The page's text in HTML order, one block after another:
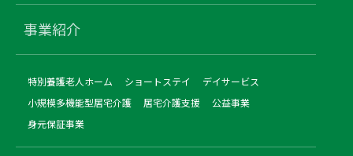
事業紹介
特別養護老人ホーム ショートステイ
デイサービス
小規模多機能型居宅介護
居宅介護支援
公益事業
身元保証事業